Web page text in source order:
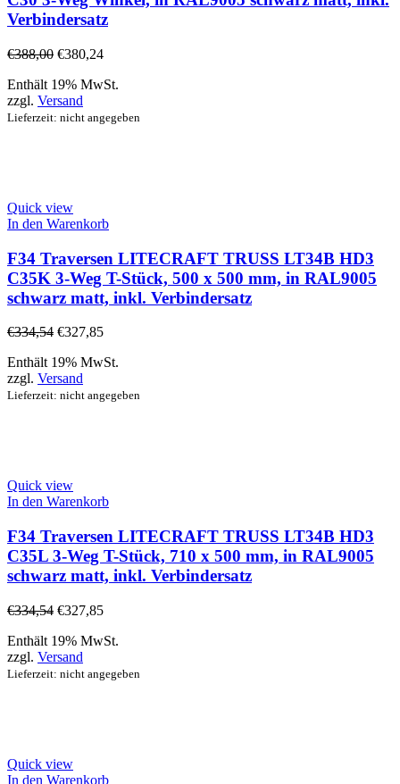
Verbindersatz
€388,00 €380,24
Enthält 19% MwSt.
zzgl. Versand
Lieferzeit: nicht angegeben
Quick view
In den Warenkorb
F34 Traversen LITECRAFT TRUSS LT34B HD3
C35K 3-Weg T-Stück, 500 x 500 mm, in RAL9005
schwarz matt, inkl. Verbindersatz
€334,54 €327,85
Enthält 19% MwSt.
zzgl. Versand
Lieferzeit: nicht angegeben
Quick view
In den Warenkorb
F34 Traversen LITECRAFT TRUSS LT34B HD3
C35L 3-Weg T-Stück, 710 x 500 mm, in RAL9005
schwarz matt, inkl. Verbindersatz
€334,54 €327,85
Enthält 19% MwSt.
zzgl. Versand
Lieferzeit: nicht angegeben
Quick view
In den Warenkorb